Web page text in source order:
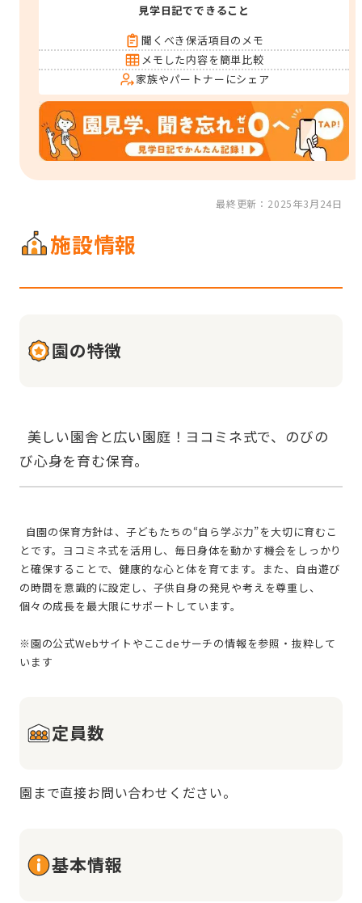
見学日記でできること
聞くべき保活項目のメモ
メモした内容を簡単比較
家族やパートナーにシェア
最終更新：2025年3月24日
施設情報
園の特徴
とです。ヨコミネ式を活用し、毎日身体を動かす機会をしっかり
と確保することで、健康的な心と体を育てます。また、自由遊び
の時間を意識的に設定し、子供自身の発見や考えを尊重し、
個々の成長を最大限にサポートしています。
※園の公式Webサイトやここdeサーチの情報を参照・抜粋して
定員数
園まで直接お問い合わせください。
基本情報